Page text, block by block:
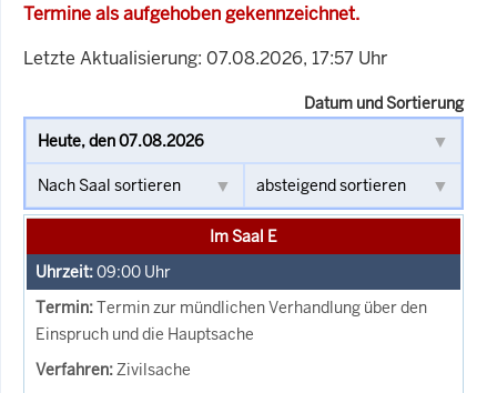
Termine als aufgehoben gekennzeichnet.
Letzte Aktualisierung: 07.08.2026, 17:57 Uhr
Datum und Sortierung
Im Saal E
09:00 Uhr
Termin zur mündlichen Verhandlung über den
Einspruch und die Hauptsache
Zivilsache